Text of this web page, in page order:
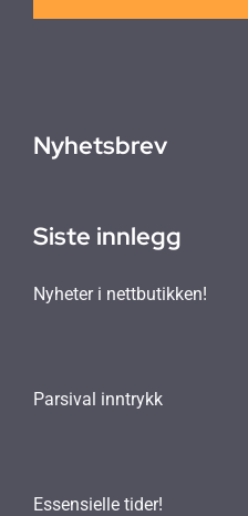
Nyhetsbrev
Siste innlegg
Nyheter i nettbutikken!
Parsival inntrykk
Essensielle tider!